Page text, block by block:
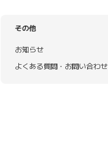
その他
お知らせ
よくある質問・お問い合わせ